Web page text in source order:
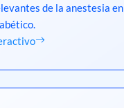
de la anestesia en